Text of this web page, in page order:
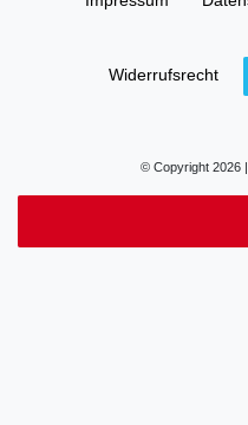
Widerrufs­recht
© Copyright 2026